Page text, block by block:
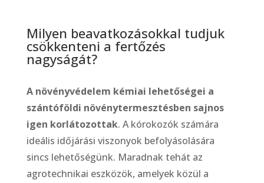
Milyen beavatkozásokkal tudjuk
csökkenteni a fertőzés
nagyságát?
A növényvédelem kémiai lehetőségei a
szántóföldi növénytermesztésben sajnos
igen korlátozottak. A kórokozók számára
ideális időjárási viszonyok befolyásolására
sincs lehetőségünk. Maradnak tehát az
agrotechnikai eszközök, amelyek közül a